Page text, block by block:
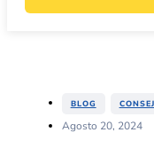
BLOG
Agosto 20, 2024